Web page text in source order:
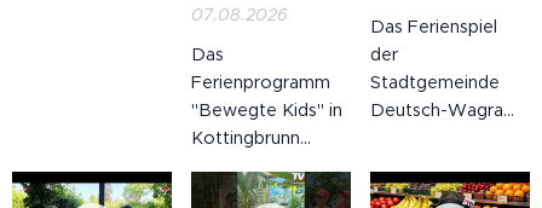
neuntausend
07.08.2026
Das
Ferienprogramm
"Bewegte Kids" in
Kottingbrunn
Abenteuerwochen
Das Ferienspiel
der
Stadtgemeinde
Deutsch-Wagram
August 2026, lud